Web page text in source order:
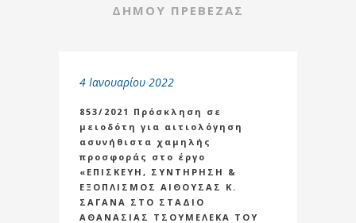
ΔΗΜΟΥ ΠΡΕΒΕΖΑΣ
4 Ιανουαρίου 2022
853/2021 Πρόσκληση σε
μειοδότη για αιτιολόγηση
ασυνήθιστα χαμηλής
προσφοράς στο έργο
«ΕΠΙΣΚΕΥΗ, ΣΥΝΤΗΡΗΣΗ &
ΕΞΟΠΛΙΣΜΟΣ ΑΙΘΟΥΣΑΣ Κ.
ΣΑΓΑΝΑ ΣΤΟ ΣΤΑΔΙΟ
ΑΘΑΝΑΣΙΑΣ ΤΣΟΥΜΕΛΕΚΑ ΤΟΥ